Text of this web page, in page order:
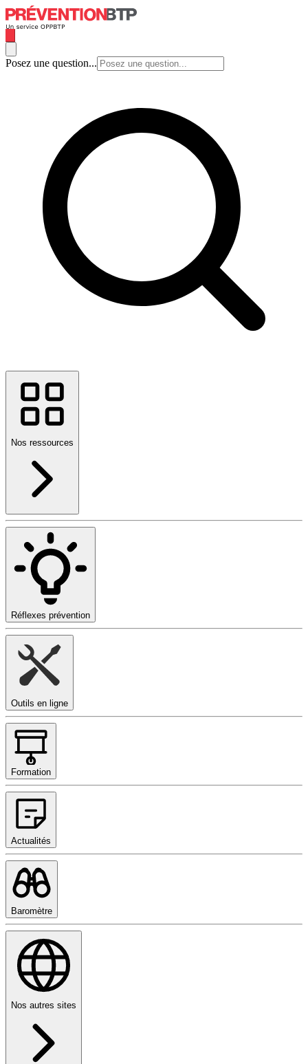
Posez une question...
Nos ressources
Réflexes prévention
Outils en ligne
Formation
Actualités
Baromètre
Nos autres sites